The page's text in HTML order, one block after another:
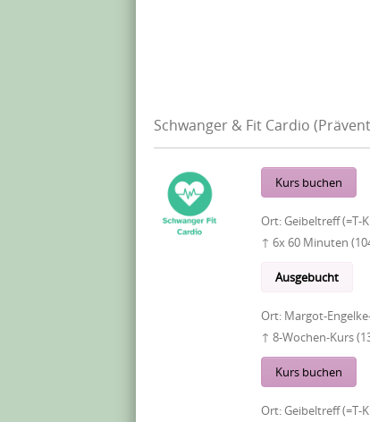
Schwanger & Fit Cardio
Kurs buchen
Ort:Geibeltreff (=T-
↑ 6x 60 Minuten
Ausgebucht
Ort: Margot-
↑ 8-Wochen-Kurs
Kurs buchen
Ort:Geibeltreff (=T-